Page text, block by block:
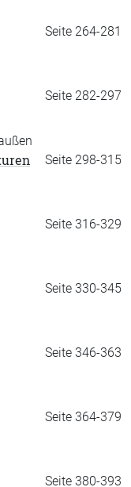
Seite 264-281
Seite 282-297
Seite 298-315
Seite 316-329
Seite 330-345
Seite 346-363
Seite 364-379
Seite 380-393